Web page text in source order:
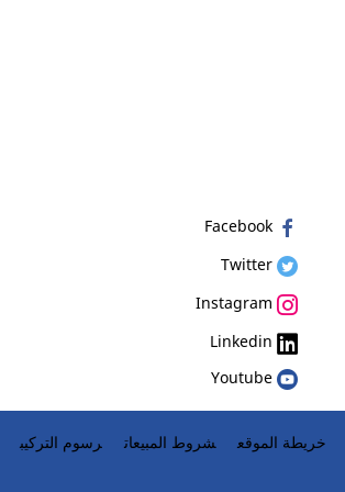
Facebook
Twitter
Youtube
خريطة الموقع شروط المبيعات رسوم التركيب